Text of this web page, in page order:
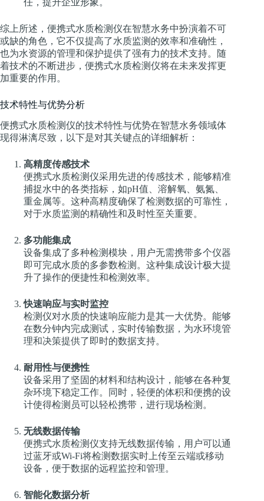
综上所述，便携式水质检测仪在智慧水务中扮演着不可
或缺的角色，它不仅提高了水质监测的效率和准确性，
也为水资源的管理和保护提供了强有力的技术支持。随
着技术的不断进步，便携式水质检测仪将在未来发挥更
加重要的作用。
技术特性与优势分析
便携式水质检测仪的技术特性与优势在智慧水务领域体
现得淋漓尽致，以下是对其关键点的详细解析：
高精度传感技术
便携式水质检测仪采用先进的传感技术，能够精准
捕捉水中的各类指标，如pH值、溶解氧、氨氮、
重金属等。这种高精度确保了检测数据的可靠性，
对于水质监测的精确性和及时性至关重要。
多功能集成
设备集成了多种检测模块，用户无需携带多个仪器
即可完成水质的多参数检测。这种集成设计极大提
升了操作的便捷性和检测效率。
快速响应与实时监控
检测仪对水质的快速响应能力是其一大优势。能够
在数分钟内完成测试，实时传输数据，为水环境管
理和决策提供了即时的数据支持。
耐用性与便携性
设备采用了坚固的材料和结构设计，能够在各种复
杂环境下稳定工作。同时，轻便的体积和便携的设
计使得检测员可以轻松携带，进行现场检测。
无线数据传输
便携式水质检测仪支持无线数据传输，用户可以通
过蓝牙或Wi-Fi将检测数据实时上传至云端或移动
设备，便于数据的远程监控和管理。
智能化数据分析